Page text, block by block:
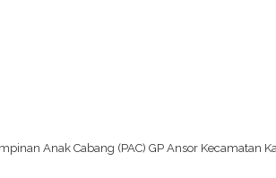
Anak Cabang (PAC) GP Ansor